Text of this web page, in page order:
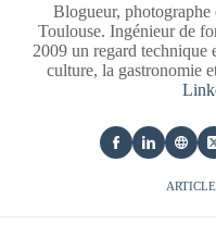
Blogueur, photographe
Toulouse. Ingénieur de
2009 un regard technique
culture, la gastronomie